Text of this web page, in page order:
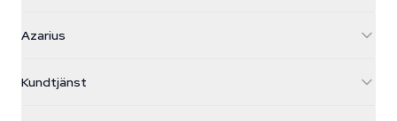
Galvaniweg 11
Nederland
Azarius
Magiska svampar
Kundtjänst